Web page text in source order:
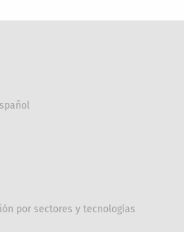
por sectores y tecnologías